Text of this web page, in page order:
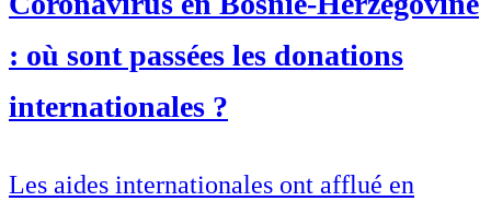
: où sont passées les donations
internationales ?
Les aides internationales ont afflué en